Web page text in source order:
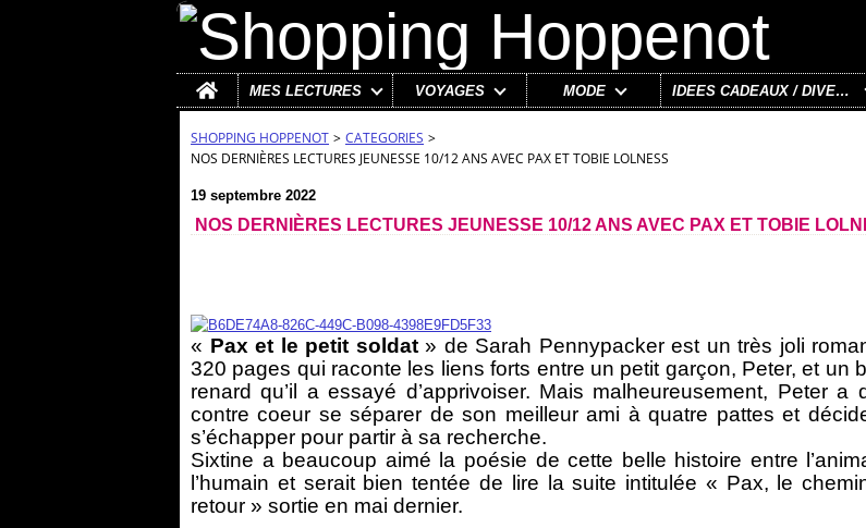
Home
MES LECTURES VOYAGES MODE IDÉES CADEAUX / DIVERS
SHOPPING HOPPENOT > CATEGORIES >
NOS DERNIÈRES LECTURES JEUNESSE 10/12 ANS AVEC PAX ET TOBIE LOLNESS
19 septembre 2022
NOS DERNIÈRES LECTURES JEUNESSE 10/12 ANS AVEC PAX ET TOBIE
« Pax et le petit soldat» de Sarah Pennypacker est un très joli
320 pages qui raconte les liens forts entre un petit garçon, Peter, et un
renard qu’il a essayé d’apprivoiser. Mais malheureusement, Peter a
contre coeur se séparer de son meilleur ami à quatre pattes et
s’échapper pour partir à sa recherche.
Sixtine a beaucoup aimé la poésie de cette belle histoire entre
l’humain et serait bien tentée de lire la suite intitulée « Pax, le
retour » sortie en mai dernier.